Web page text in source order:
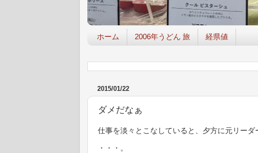
ホーム 2006年うどん 旅 経県値
2015/01/22
ダメだなぁ
仕事を淡々とこなしていると、夕方に元リーダ
・・・。